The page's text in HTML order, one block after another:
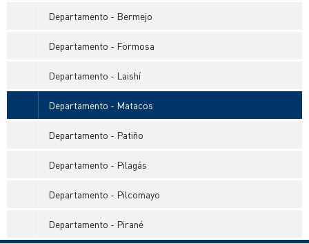
Departamento - Bermejo
Departamento - Formosa
Departamento - Laishí
Departamento - Matacos
Departamento - Patiño
Departamento - Pilagás
Departamento - Pilcomayo
Departamento - Pirané